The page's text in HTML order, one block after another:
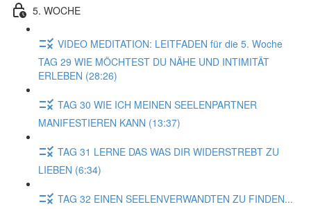
5. WOCHE
VIDEO MEDITATION: LEITFADEN für die 5. Woche
TAG 29 WIE MÖCHTEST DU NÄHE UND INTIMITÄT
ERLEBEN (28:26)
TAG 30 WIE ICH MEINEN SEELENPARTNER
MANIFESTIEREN KANN (13:37)
TAG 31 LERNE DAS WAS DIR WIDERSTREBT ZU
LIEBEN (6:34)
TAG 32 EINEN SEELENVERWANDTEN ZU FINDEN...